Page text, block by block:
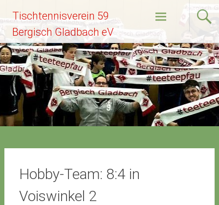
springen
Tischtennisverein 59
Bergisch Gladbach eV
Hobby-Team: 8:4 in
Voiswinkel 2